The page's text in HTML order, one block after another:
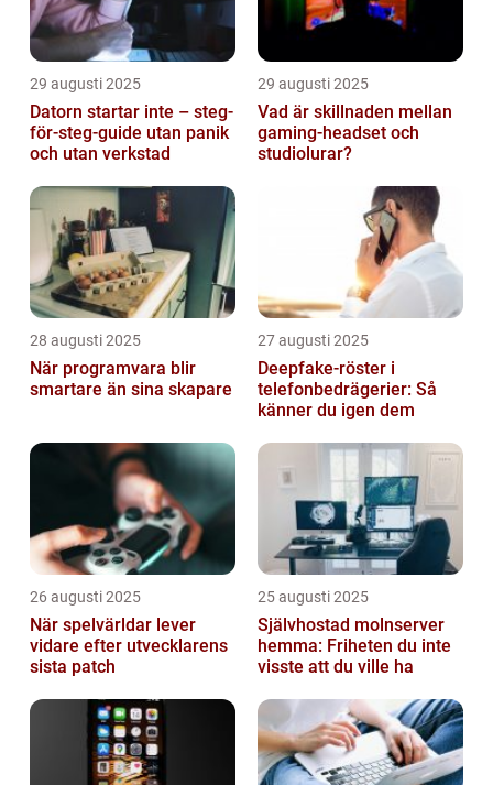
29 augusti 2025
Datorn startar inte – steg-
för-steg-guide utan panik
och utan verkstad
29 augusti 2025
Vad är skillnaden mellan
gaming-headset och
studiolurar?
28 augusti 2025
När programvara blir
smartare än sina skapare
27 augusti 2025
Deepfake-röster i
telefonbedrägerier: Så
känner du igen dem
26 augusti 2025
När spelvärldar lever
vidare efter utvecklarens
sista patch
25 augusti 2025
Självhostad molnserver
hemma: Friheten du inte
visste att du ville ha